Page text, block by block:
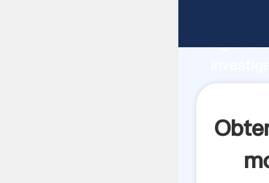
como